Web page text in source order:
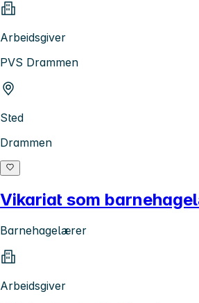
Arbeidsgiver
PVS Drammen
Sted
Drammen
Vikariat som
Barnehagelærer
Arbeidsgiver